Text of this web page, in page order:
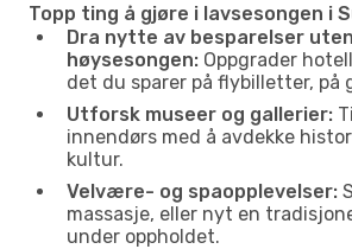
Topp ting å gjøre i lavsesongen i
Dra nytte av besparelser
høysesongen: Oppgrader
det du sparer på flybilletter, på
Utforsk museer og gallerier:
innendørs med å avdekke
kultur.
Velvære- og spaopplevelser:
massasje, eller nyt en
under oppholdet.